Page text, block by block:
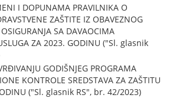
I DOPUNAMA PRAVILNIKA O
ZAŠTITE IZ OBAVEZNOG
SA DAVAOCIMA
ZA 2023. GODINU ("Sl. glasnik
GODIŠNJEG PROGRAMA
KONTROLE SREDSTAVA ZA ZAŠTITU
("Sl. glasnik RS", br. 42/2023)